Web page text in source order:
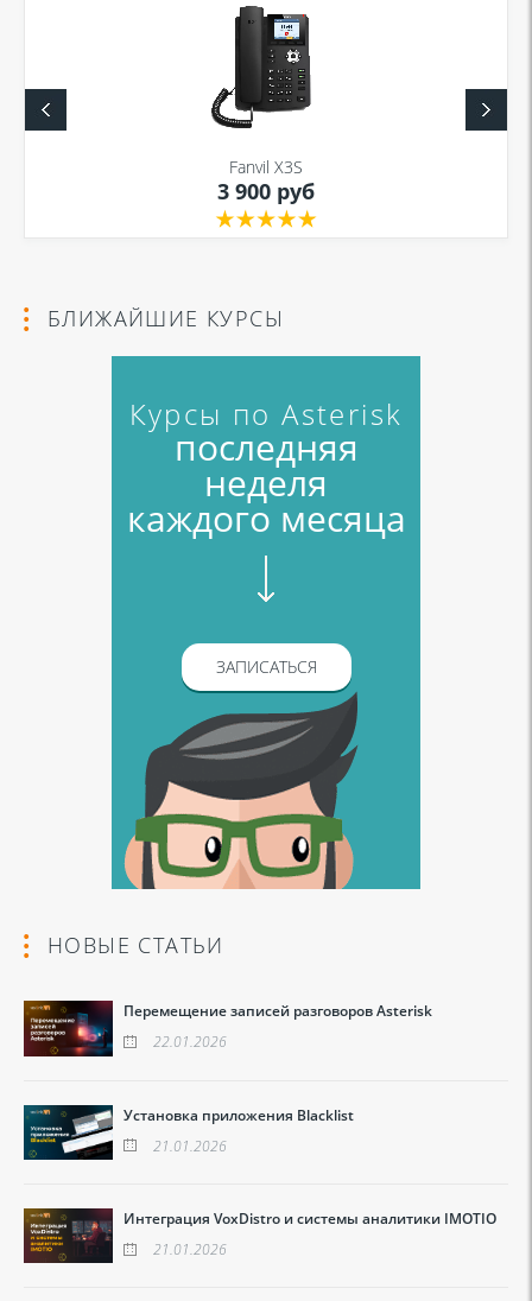
Fanvil X3S
3 900 руб
БЛИЖАЙШИЕ КУРСЫ
Курсы по Asterisk
последняя
неделя
каждого месяца
ЗАПИСАТЬСЯ
НОВЫЕ СТАТЬИ
Перемещение записей разговоров Asterisk
22.01.2026
Установка приложения Blacklist
21.01.2026
Интеграция VoxDistro и системы аналитики IMOTIO
21.01.2026